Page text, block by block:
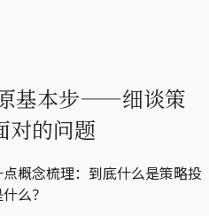
基本步——细谈策
对的问题
概念梳理：到底什么是策略投
么？